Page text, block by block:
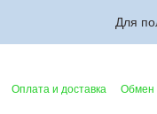
Для
Оплата и доставка
Обмен